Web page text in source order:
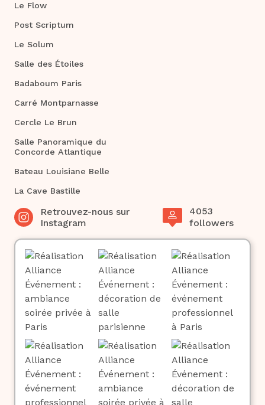
Le Flow
Post Scriptum
Le Solum
Salle des Étoiles
Badaboum Paris
Carré Montparnasse
Cercle Le Brun
Salle Panoramique du
Concorde Atlantique
Bateau Louisiane Belle
La Cave Bastille
Retrouvez-nous sur
Instagram
4053
followers